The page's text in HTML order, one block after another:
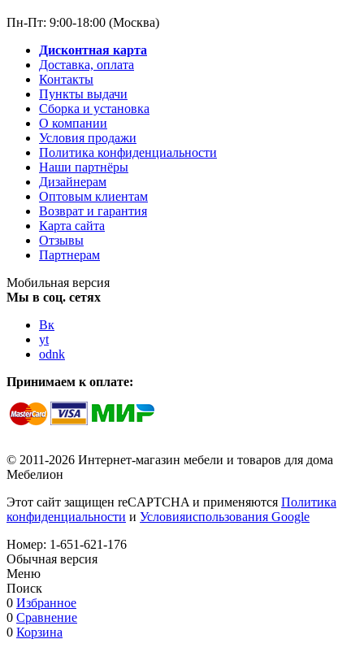
Пн-Пт: 9:00-18:00 (Москва)
Дисконтная карта
Доставка, оплата
Контакты
Пункты выдачи
Сборка и установка
О компании
Условия продажи
Политика конфиденциальности
Наши партнёры
Дизайнерам
Оптовым клиентам
Возврат и гарантия
Карта сайта
Отзывы
Партнерам
Мобильная версия
Мы в соц. сетях
Вк
yt
odnk
Принимаем к оплате:
© 2011-2026 Интернет-магазин мебели и товаров для дома
Мебелион
Этот сайт защищен reCAPTCHA и применяются Политика
конфиденциальности и Условияиспользования Google
Номер: 1-651-621-176
Обычная версия
Меню
Поиск
0 Избранное
0 Сравнение
0 Корзина